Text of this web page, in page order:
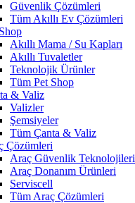
Güvenlik Çözümleri
Tüm Akıllı Ev Çözümleri
Akıllı Mama / Su Kapları
Akıllı Tuvaletler
Teknolojik Ürünler
Tüm Pet Shop
& Valiz
Valizler
Şemsiyeler
Tüm Çanta & Valiz
Çözümleri
Araç Güvenlik Teknolojileri
Araç Donanım Ürünleri
Serviscell
Tüm Araç Çözümleri